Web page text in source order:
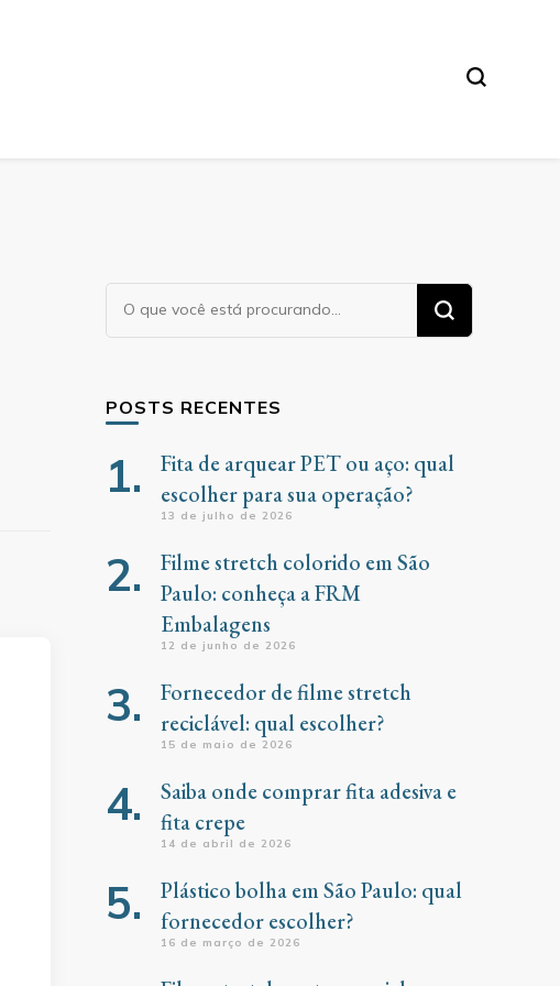
Procurando
algo?
POSTS RECENTES
Fita de arquear PET ou aço: qual
escolher para sua operação?
13 de julho de 2026
Filme stretch colorido em São
Paulo: conheça a FRM
Embalagens
12 de junho de 2026
Fornecedor de filme stretch
reciclável: qual escolher?
15 de maio de 2026
Saiba onde comprar fita adesiva e
fita crepe
14 de abril de 2026
Plástico bolha em São Paulo: qual
fornecedor escolher?
16 de março de 2026